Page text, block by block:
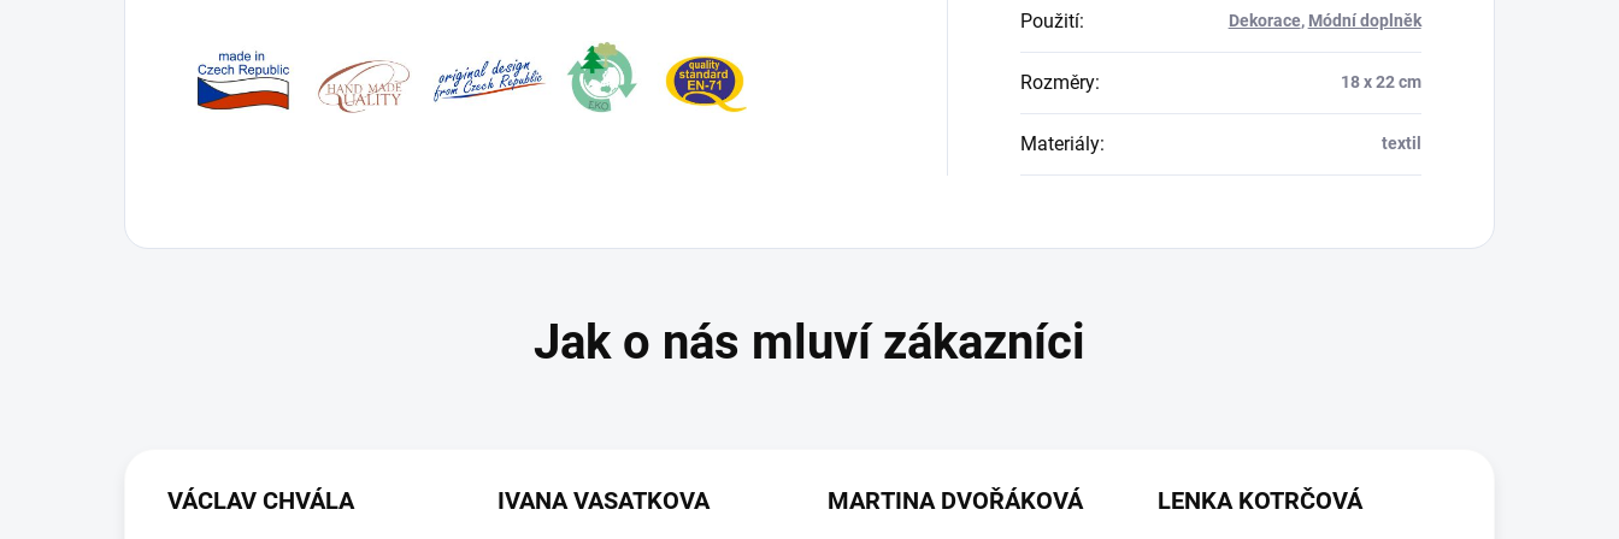
Použití: Dekorace, Módní doplněk
Rozměry: 18 x 22 cm
Materiály: textil
VÁCLAV CHVÁLA IVANA VASATKOVA MARTINA DVOŘÁKOVÁ LENKA KOTRČOVÁ